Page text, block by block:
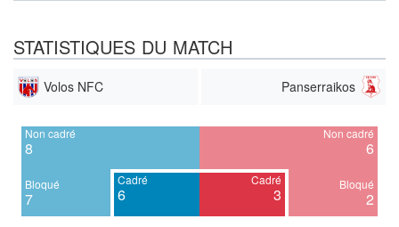
STATISTIQUES DU MATCH
Volos NFC Panserraikos
Non cadré
8
Bloqué
7
Cadré
6
Cadré
3
Non cadré
6
Bloqué
2